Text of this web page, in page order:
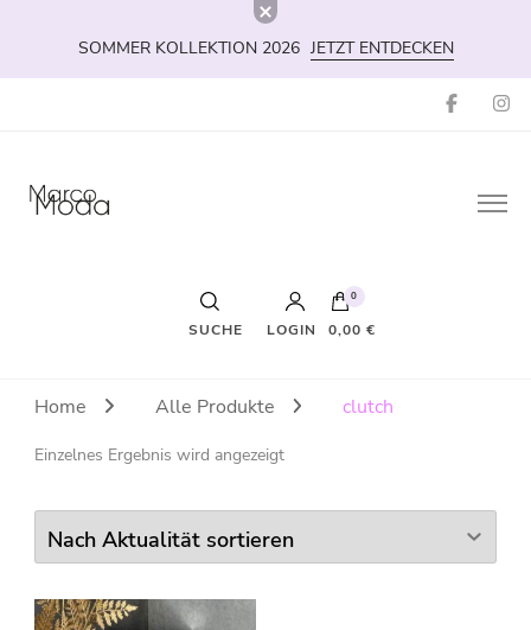
SOMMER KOLLEKTION 2026 JETZT ENTDECKEN
Marco-Moda
Dein Shop für Schuhe & Fashion
LOGIN
0
0,00 €
Es befinden sich keine Produkte im Warenkorb.
Home Alle Produkte clutch
Einzelnes Ergebnis wird angezeigt